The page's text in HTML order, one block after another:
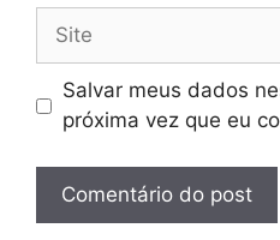
Site
Salvar meus dados
próxima vez que eu